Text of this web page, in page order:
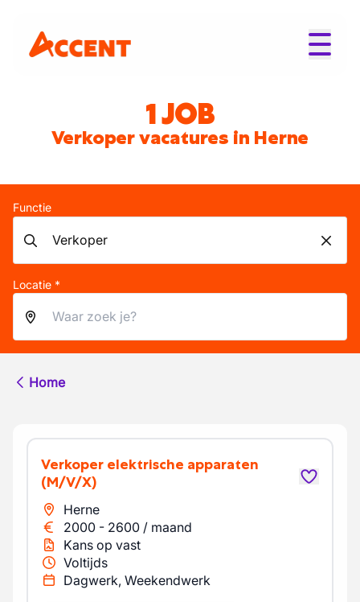
1 JOB
Verkoper vacatures in Herne
Functie
Locatie *
Home
Verkoper elektrische apparaten
(M/V/X)
Herne
2000 - 2600 / maand
Kans op vast
Voltijds
Dagwerk, Weekendwerk